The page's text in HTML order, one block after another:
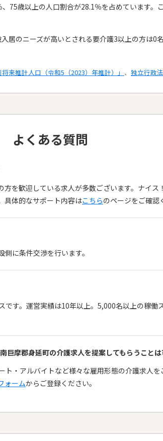
75歳以上の人口割合が28.1％を占めています。
居のニーズが高いとされる要介護3以上の方は0
来推計人口（令和5（2023）年推計）」 、 独立行政
よくある質問
を歓迎している求人が多数ございます。ナイ
具体的なサポート内容はこちらのページをご確認
に条件交渉を行います。
す。運営実績は10年以上。5,000名以上の稼働
摩郡身延町の介護求人を提案してもらうこと
・アルバイトなど様々な雇用形態の介護求人
ォームからご登録ください。